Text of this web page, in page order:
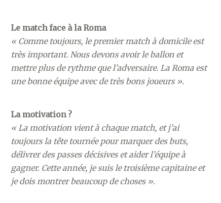
Le match face à la Roma
« Comme toujours, le premier match à domicile est
très important. Nous devons avoir le ballon et
mettre plus de rythme que l’adversaire. La Roma est
une bonne équipe avec de très bons joueurs ».
La motivation ?
« La motivation vient à chaque match, et j’ai
toujours la tête tournée pour marquer des buts,
délivrer des passes décisives et aider l’équipe à
gagner. Cette année, je suis le troisième capitaine et
je dois montrer beaucoup de choses ».